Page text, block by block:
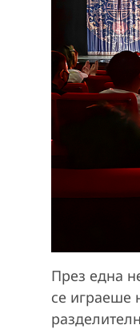
През една
се играеше